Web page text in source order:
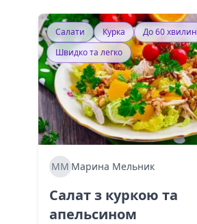
Салати Курка
До 60 хвилин
Швидко та легко
ММ Марина Мельник
Салат з куркою та
апельсином